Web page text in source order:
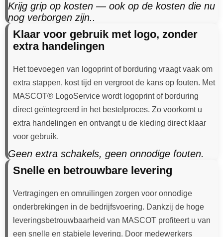
Krijg grip op kosten — ook op de kosten die nu
nog verborgen zijn..
Klaar voor gebruik met logo, zonder
extra handelingen
Het toevoegen van logoprint of borduring vraagt vaak om
extra stappen, kost tijd en vergroot de kans op fouten. Met
MASCOT® LogoService wordt logoprint of borduring
direct geïntegreerd in het bestelproces. Zo voorkomt u
extra handelingen en ontvangt u de kleding direct klaar
voor gebruik.
Geen extra schakels, geen onnodige fouten.
Snelle en betrouwbare levering
Vertragingen en omruilingen zorgen voor onnodige
onderbrekingen in de bedrijfsvoering. Dankzij de hoge
leveringsbetrouwbaarheid van MASCOT profiteert u van
een snelle en stabiele levering. Door medewerkers